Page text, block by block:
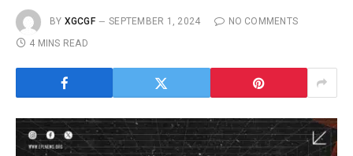
BY XGCGF SEPTEMBER 1, 2024
NO COMMENTS
4 MINS READ